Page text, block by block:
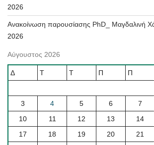
2026
Ανακοίνωση παρουσίασης PhD_ Μαγδαλινή
2026
Αύγουστος 2026
Δ Τ Τ Π Π
3
4 5 6 7
10
11 12 13 14
17
18 19 20 21